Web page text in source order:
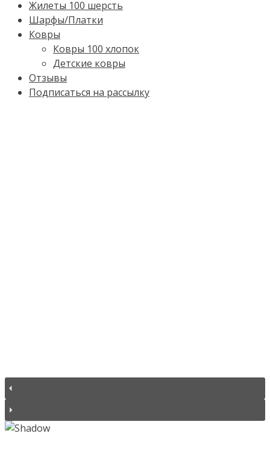
Жилеты 100 шерсть
Шарфы/Платки
Ковры
Ковры 100 хлопок
Детские ковры
Отзывы
Подписаться на рассылку